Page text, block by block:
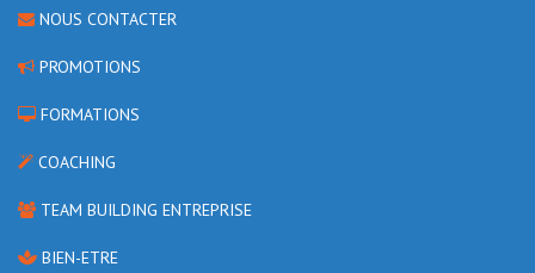
NOUS CONTACTER
PROMOTIONS
FORMATIONS
COACHING
TEAM BUILDING ENTREPRISE
BIEN-ETRE